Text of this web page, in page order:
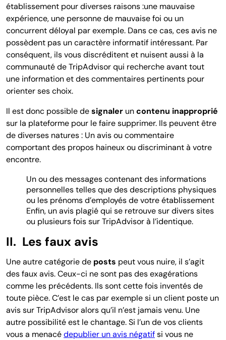
établissement pour diverses raisons :une mauvaise
expérience, une personne de mauvaise foi ou un
concurrent déloyal par exemple. Dans ce cas, ces avis ne
possèdent pas un caractère informatif intéressant. Par
conséquent, ils vous discréditent et nuisent aussi à la
communauté de TripAdvisor qui recherche avant tout
une information et des commentaires pertinents pour
orienter ses choix.
Il est donc possible designaler uncontenu inapproprié
sur la plateforme pour le faire supprimer. Ils peuvent être
de diverses natures : Un avis ou commentaire
comportant des propos haineux ou discriminant à votre
encontre.
Un ou des messages contenant des informations
personnelles telles que des descriptions physiques
ou les prénoms d’employés de votre établissement
Enfin, un avis plagié qui se retrouve sur divers sites
ou plusieurs fois sur TripAdvisor à l’identique.
II. Les faux avis
Une autre catégorie de posts peut vous nuire, il s’agit
des faux avis. Ceux-ci ne sont pas des exagérations
comme les précédents. Ils sont cette fois inventés de
toute pièce. C’est le cas par exemple si un client poste un
avis sur TripAdvisor alors qu’il n’est jamais venu. Une
autre possibilité est le chantage. Si l’un de vos clients
vous a menacédepublier un avis négatifsi vous ne